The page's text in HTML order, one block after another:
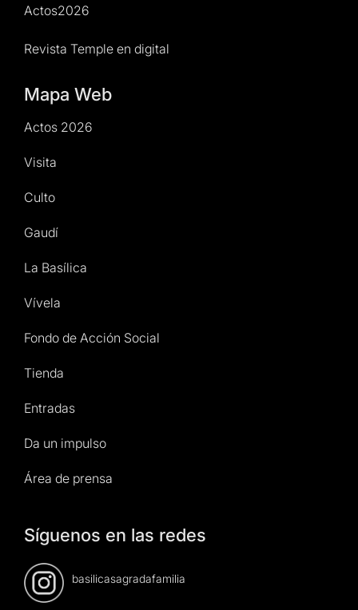
Actos2026
Revista Temple en digital
Mapa Web
Actos 2026
Visita
Culto
Gaudí
La Basílica
Vívela
Fondo de Acción Social
Tienda
Entradas
Da un impulso
Área de prensa
Síguenos en las redes
basilicasagradafamilia